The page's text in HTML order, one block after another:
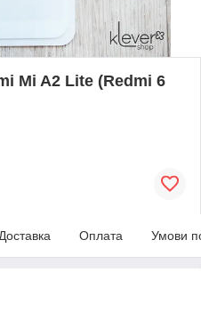
Mi A2 Lite (Redmi 6
Доставка Оплата Умови